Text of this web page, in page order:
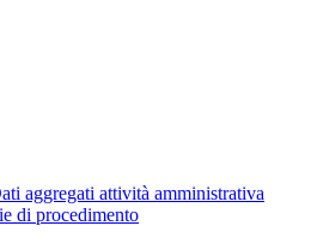
aggregati attività amministrativa
di procedimento